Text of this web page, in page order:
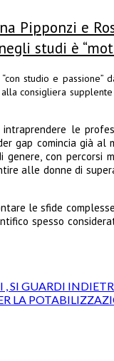
Pipponzi e
studi è
studio e
consigliera
le
gap comincia già al
con
alle donne di
le sfide
spesso
SI GUARDI
LA